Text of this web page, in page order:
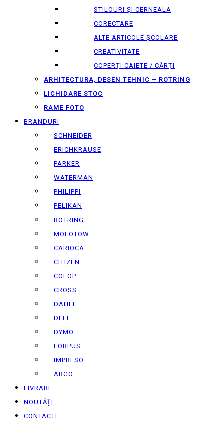
STILOURI ȘI CERNEALA
CORECTARE
ALTE ARTICOLE ȘCOLARE
CREATIVITATE
COPERȚI CAIETE / CĂRȚI
ARHITECTURA, DESEN TEHNIC – ROTRING
LICHIDARE STOC
RAME FOTO
BRANDURI
SCHNEIDER
ERICHKRAUSE
PARKER
WATERMAN
PHILIPPI
PELIKAN
ROTRING
MOLOTOW
CARIOCA
CITIZEN
COLOP
CROSS
DAHLE
DELI
DYMO
FORPUS
IMPRESO
ARGO
LIVRARE
NOUTĂȚI
CONTACTE